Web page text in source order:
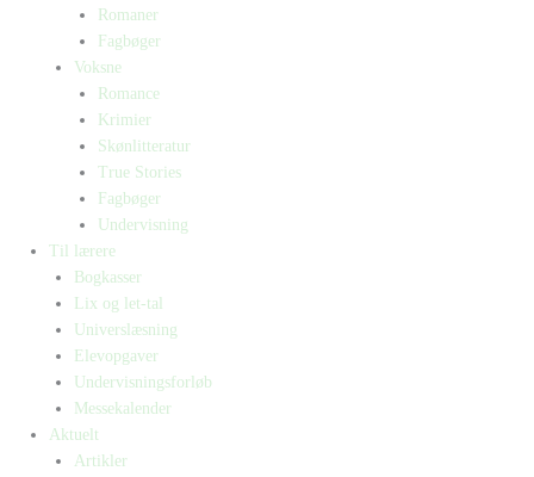
Romaner
Fagbøger
Voksne
Romance
Krimier
Skønlitteratur
True Stories
Fagbøger
Undervisning
Til lærere
Bogkasser
Lix og let-tal
Universlæsning
Elevopgaver
Undervisningsforløb
Messekalender
Aktuelt
Artikler